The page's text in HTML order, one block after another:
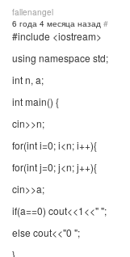
fallenangel
6 года 4 месяца назад #
#include <iostream>
using namespace std;
int n, a;
int main() {
cin>>n;
for(int i=0; i<n; i++){
for(int j=0; j<n; j++){
cin>>a;
if(a==0) cout<<1<<" ";
else cout<<"0 ";
}